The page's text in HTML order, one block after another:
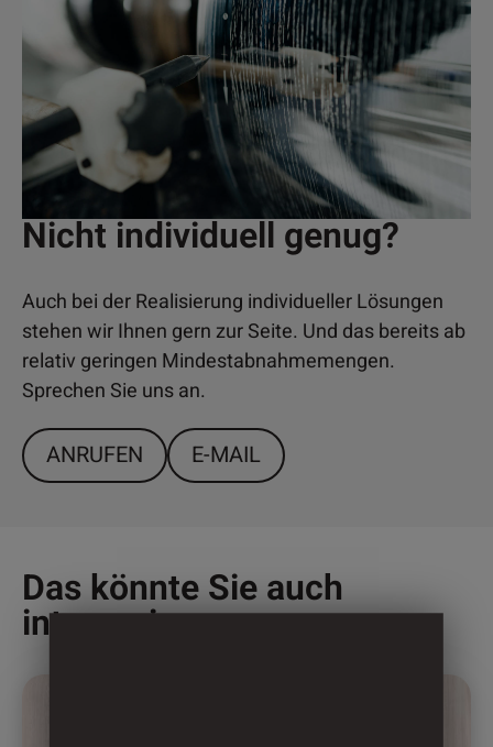
Nicht individuell genug?
Auch bei der Realisierung individueller Lösungen
stehen wir Ihnen gern zur Seite. Und das bereits ab
relativ geringen Mindestabnahmemengen.
Sprechen Sie uns an.
ANRUFEN E-MAIL
Das könnte Sie auch
interessieren